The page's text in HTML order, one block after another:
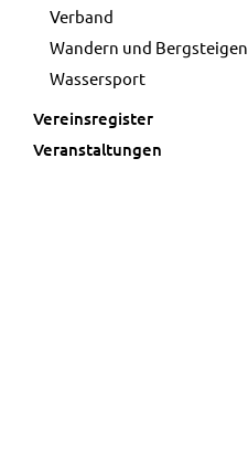
Verband
Wandern und Bergsteigen
Wassersport
Vereinsregister
Veranstaltungen